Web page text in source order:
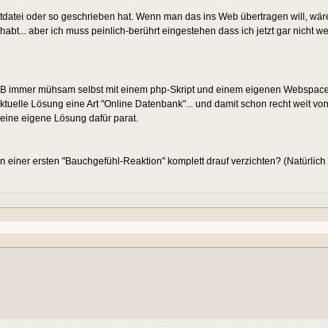
oder so geschrieben hat. Wenn man das ins Web übertragen will,
aber ich muss peinlich-berührt eingestehen dass ich jetzt gar nicht
immer mühsam selbst mit einem php-Skript und einem eigenen
Lösung eine Art "Online Datenbank"... und damit schon recht weit
eigene Lösung dafür parat.
ersten "Bauchgefühl-Reaktion" komplett drauf verzichten?